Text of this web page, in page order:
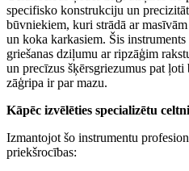
specifisko konstrukciju un
būvniekiem, kuri strādā ar
un koka karkasiem. Šis
griešanas dziļumu ar ripzāģim
un precīzus šķērsgriezumus pat ļoti
zāģripa ir par mazu.
Kāpēc izvēlēties specializētu
Izmantojot šo instrumentu
priekšrocības: